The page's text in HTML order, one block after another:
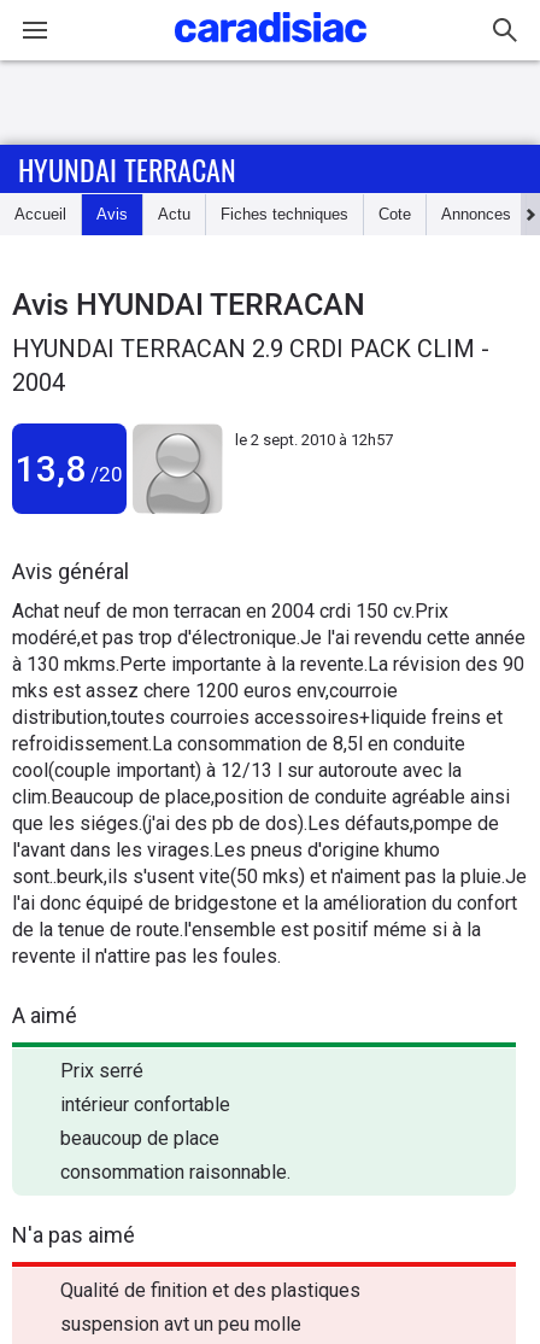
Accueil
Essais
Guide
d'achat
Utilitaires
Flottes
Services
Forum
Moto
Marques
HYUNDAI TERRACAN
Accueil Avis Actu Fiches techniques Cote Annonces
Avis HYUNDAI TERRACAN
HYUNDAI TERRACAN 2.9 CRDI PACK CLIM -
2004
13,8 /20
le 2 sept. 2010 à 12h57
Avis général
Achat neuf de mon terracan en 2004 crdi 150 cv.Prix
modéré,et pas trop d'électronique.Je l'ai revendu cette année
à 130 mkms.Perte importante à la revente.La révision des 90
mks est assez chere 1200 euros env,courroie
distribution,toutes courroies accessoires+liquide freins et
refroidissement.La consommation de 8,5l en conduite
cool(couple important) à 12/13 l sur autoroute avec la
clim.Beaucoup de place,position de conduite agréable ainsi
que les siéges.(j'ai des pb de dos).Les défauts,pompe de
l'avant dans les virages.Les pneus d'origine khumo
sont..beurk,ils s'usent vite(50 mks) et n'aiment pas la pluie.Je
l'ai donc équipé de bridgestone et la amélioration du confort
de la tenue de route.l'ensemble est positif méme si à la
revente il n'attire pas les foules.
A aimé
Prix serré
intérieur confortable
beaucoup de place
consommation raisonnable.
N'a pas aimé
Qualité de finition et des plastiques
suspension avt un peu molle